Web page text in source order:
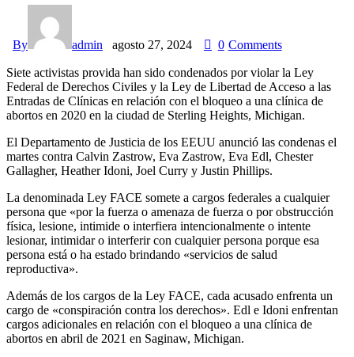
By admin agosto 27, 2024 0 Comments
Siete activistas provida han sido condenados por violar la Ley
Federal de Derechos Civiles y la Ley de Libertad de Acceso a las
Entradas de Clínicas en relación con el bloqueo a una clínica de
abortos en 2020 en la ciudad de Sterling Heights, Michigan.
El Departamento de Justicia de los EEUU anunció las condenas el
martes contra Calvin Zastrow, Eva Zastrow, Eva Edl, Chester
Gallagher, Heather Idoni, Joel Curry y Justin Phillips.
La denominada Ley FACE somete a cargos federales a cualquier
persona que «por la fuerza o amenaza de fuerza o por obstrucción
física, lesione, intimide o interfiera intencionalmente o intente
lesionar, intimidar o interferir con cualquier persona porque esa
persona está o ha estado brindando «servicios de salud
reproductiva».
Además de los cargos de la Ley FACE, cada acusado enfrenta un
cargo de «conspiración contra los derechos». Edl e Idoni enfrentan
cargos adicionales en relación con el bloqueo a una clínica de
abortos en abril de 2021 en Saginaw, Michigan.